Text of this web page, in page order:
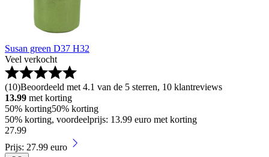
Susan green D37 H32
Veel verkocht
(10)Beoordeeld met 4.1 van de 5 sterren, 10 klantreviews
13.99 met korting
50% korting50% korting
50% korting, voordeelprijs: 13.99 euro met korting
27.99
Prijs: 27.99 euro